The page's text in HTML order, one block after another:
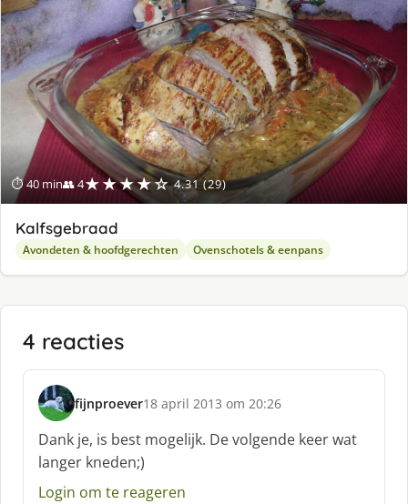
⏱ 40 min👥 4★★★★☆ 4.31 (29)
Kalfsgebraad
Avondeten & hoofdgerechten Ovenschotels & eenpans
4 reacties
fijnproever
s
c
h
r
e
18 april 2013 om 20:26
Dank je, is best mogelijk. De volgende keer wat
langer kneden;)
Login om te reageren